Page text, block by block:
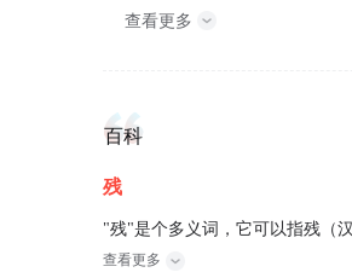
查看更多
百科
残
"残"是个多义词，它可以指残（
查看更多